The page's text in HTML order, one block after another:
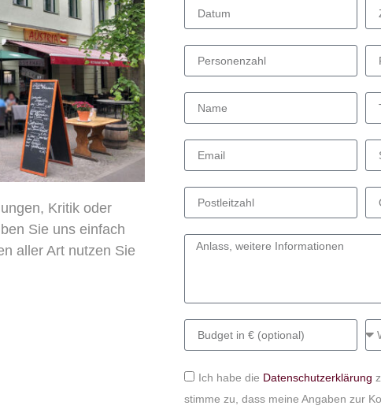
Kritik oder
Sie uns einfach
aller Art nutzen Sie
Ich habe die Datenschutzerklärung
stimme zu, dass meine Angaben zur